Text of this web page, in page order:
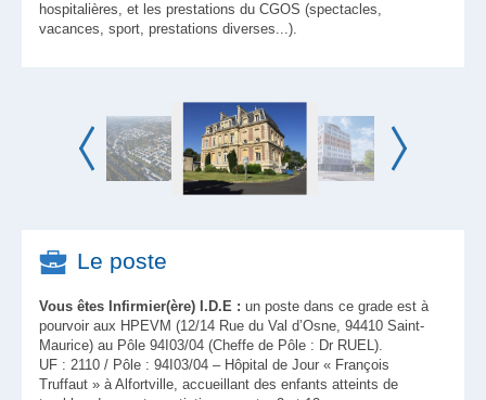
hospitalières, et les prestations du CGOS (spectacles,
vacances, sport, prestations diverses...).
Le poste
Vous êtes Infirmier(ère) I.D.E : un poste dans ce grade est à
pourvoir aux HPEVM (12/14 Rue du Val d’Osne, 94410 Saint-
Maurice) au Pôle 94I03/04 (Cheffe de Pôle : Dr RUEL).
UF : 2110 / Pôle : 94I03/04 – Hôpital de Jour « François
Truffaut » à Alfortville, accueillant des enfants atteints de